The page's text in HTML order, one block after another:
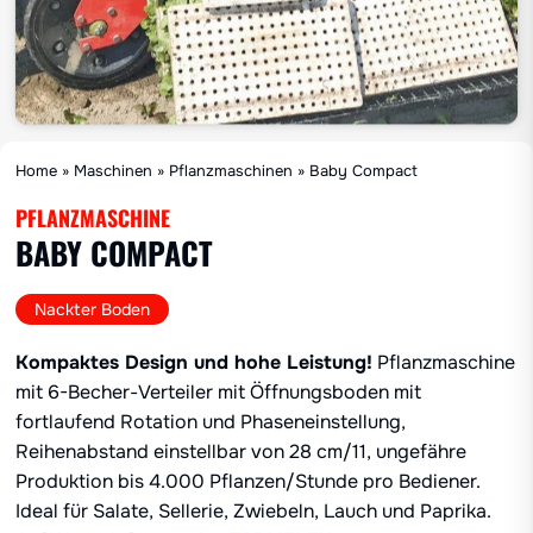
Home » Maschinen » Pflanzmaschinen » Baby Compact
PFLANZMASCHINE
BABY COMPACT
Nackter Boden
Kompaktes Design und hohe Leistung! Pflanzmaschine
mit 6-Becher-Verteiler mit Öffnungsboden mit
fortlaufend Rotation und Phaseneinstellung,
Reihenabstand einstellbar von 28 cm/11, ungefähre
Produktion bis 4.000 Pflanzen/Stunde pro Bediener.
Ideal für Salate, Sellerie, Zwiebeln, Lauch und Paprika.